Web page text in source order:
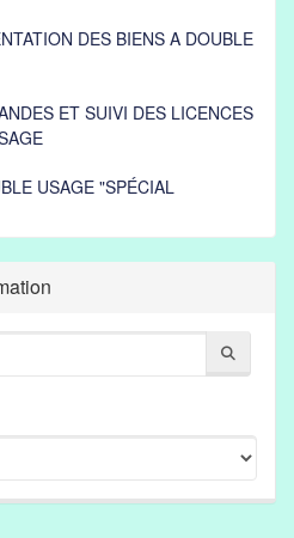
DES BIENS A DOUBLE
ET SUIVI DES LICENCES
USAGE "SPÉCIAL